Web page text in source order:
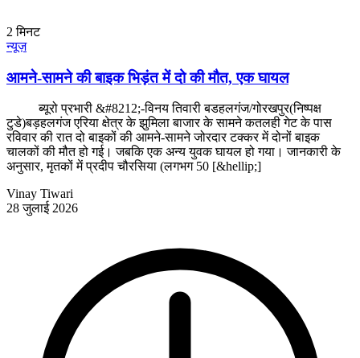
2 मिनट
न्यूज़
आमने-सामने की बाइक भिड़ंत में दो की मौत, एक घायल
ब्यूरो प्रभारी &#8212;-विनय तिवारी बडहलगंज/गोरखपुर(निष्पक्ष
टुडे)बड़हलगंज एरिया क्षेत्र के झुमिला बाजार के सामने कतलही गेट के पास
रविवार की रात दो बाइकों की आमने-सामने जोरदार टक्कर में दोनों बाइक
चालकों की मौत हो गई। जबकि एक अन्य युवक घायल हो गया। जानकारी के
अनुसार, मृतकों में प्रदीप चौरसिया (लगभग 50 [&hellip;]
Vinay Tiwari
28 जुलाई 2026